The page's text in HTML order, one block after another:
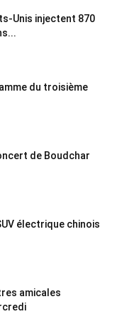
Unis injectent 870
du troisième
de Boudchar
électrique chinois
amicales